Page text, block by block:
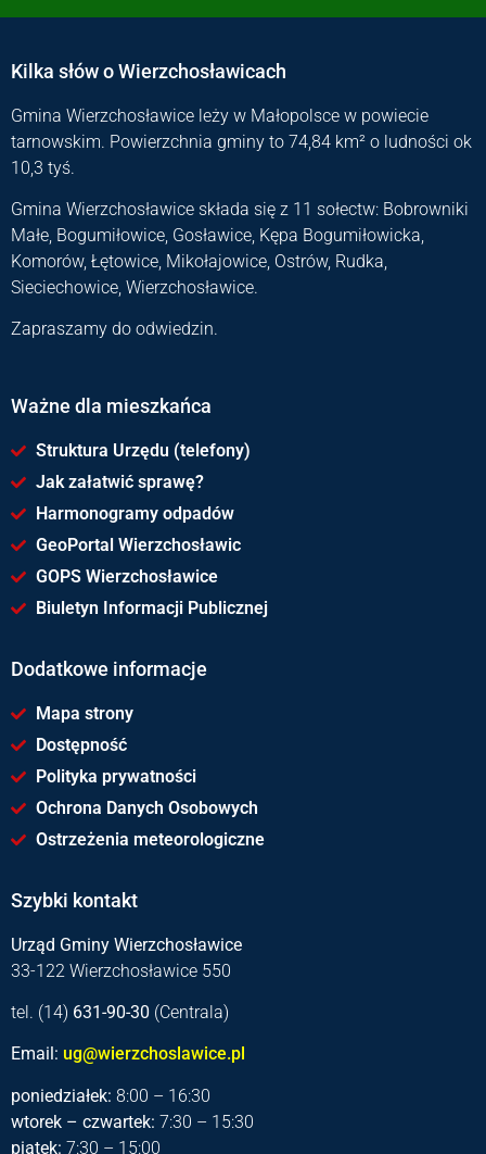
Kilka słów o Wierzchosławicach
Gmina Wierzchosławice leży w Małopolsce w powiecie
tarnowskim. Powierzchnia gminy to 74,84 km² o ludności ok
10,3 tyś.
Gmina Wierzchosławice składa się z 11 sołectw: Bobrowniki
Małe, Bogumiłowice, Gosławice, Kępa Bogumiłowicka,
Komorów, Łętowice, Mikołajowice, Ostrów, Rudka,
Sieciechowice, Wierzchosławice.
Zapraszamy do odwiedzin.
Ważne dla mieszkańca
Struktura Urzędu (telefony)
Jak załatwić sprawę?
Harmonogramy odpadów
GeoPortal Wierzchosławic
GOPS Wierzchosławice
Biuletyn Informacji Publicznej
Dodatkowe informacje
Mapa strony
Dostępność
Polityka prywatności
Ochrona Danych Osobowych
Ostrzeżenia meteorologiczne
Szybki kontakt
Urząd Gminy Wierzchosławice
33-122 Wierzchosławice 550
tel. (14) 631-90-30 (Centrala)
Email: ug@wierzchoslawice.pl
poniedziałek: 8:00 – 16:30
wtorek – czwartek: 7:30 – 15:30
piątek: 7:30 – 15:00